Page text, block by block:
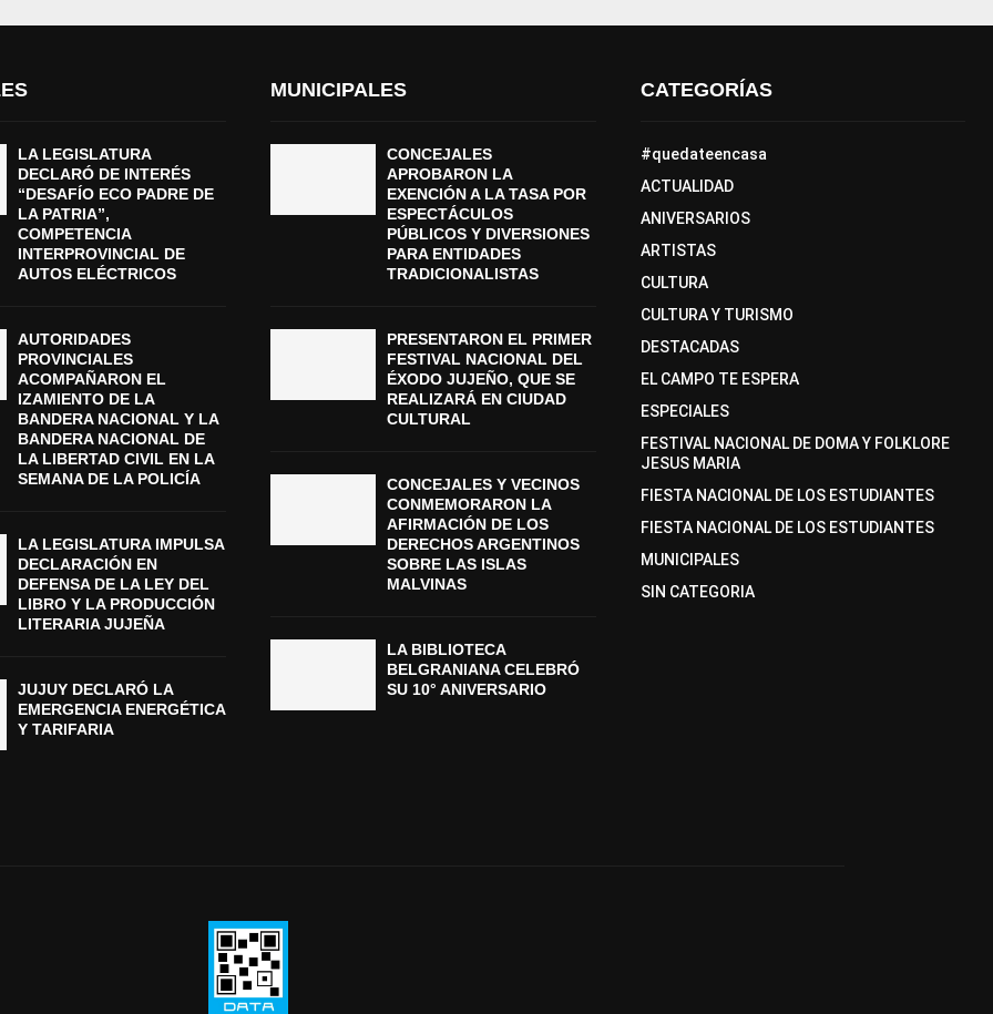
LA LEGISLATURA
DECLARÓ DE INTERÉS
“DESAFÍO ECO PADRE DE
LA PATRIA”,
COMPETENCIA
INTERPROVINCIAL DE
AUTOS ELÉCTRICOS
AUTORIDADES
PROVINCIALES
ACOMPAÑARON EL
IZAMIENTO DE LA
BANDERA NACIONAL Y LA
BANDERA NACIONAL DE
LA LIBERTAD CIVIL EN LA
SEMANA DE LA POLICÍA
LA LEGISLATURA IMPULSA
DECLARACIÓN EN
DEFENSA DE LA LEY DEL
LIBRO Y LA PRODUCCIÓN
LITERARIA JUJEÑA
JUJUY DECLARÓ LA
EMERGENCIA ENERGÉTICA
Y TARIFARIA
MUNICIPALES
CONCEJALES
APROBARON LA
EXENCIÓN A LA TASA POR
ESPECTÁCULOS
PÚBLICOS Y DIVERSIONES
PARA ENTIDADES
TRADICIONALISTAS
PRESENTARON EL PRIMER
FESTIVAL NACIONAL DEL
ÉXODO JUJEÑO, QUE SE
REALIZARÁ EN CIUDAD
CULTURAL
CONCEJALES Y VECINOS
CONMEMORARON LA
AFIRMACIÓN DE LOS
DERECHOS ARGENTINOS
SOBRE LAS ISLAS
MALVINAS
LA BIBLIOTECA
BELGRANIANA CELEBRÓ
SU 10° ANIVERSARIO
CATEGORÍAS
#quedateencasa
ACTUALIDAD
ANIVERSARIOS
ARTISTAS
CULTURA
CULTURA Y TURISMO
DESTACADAS
EL CAMPO TE ESPERA
ESPECIALES
FESTIVAL NACIONAL DE DOMA Y FOLKLORE
JESUS MARIA
FIESTA NACIONAL DE LOS ESTUDIANTES
FIESTA NACIONAL DE LOS ESTUDIANTES
MUNICIPALES
SIN CATEGORIA